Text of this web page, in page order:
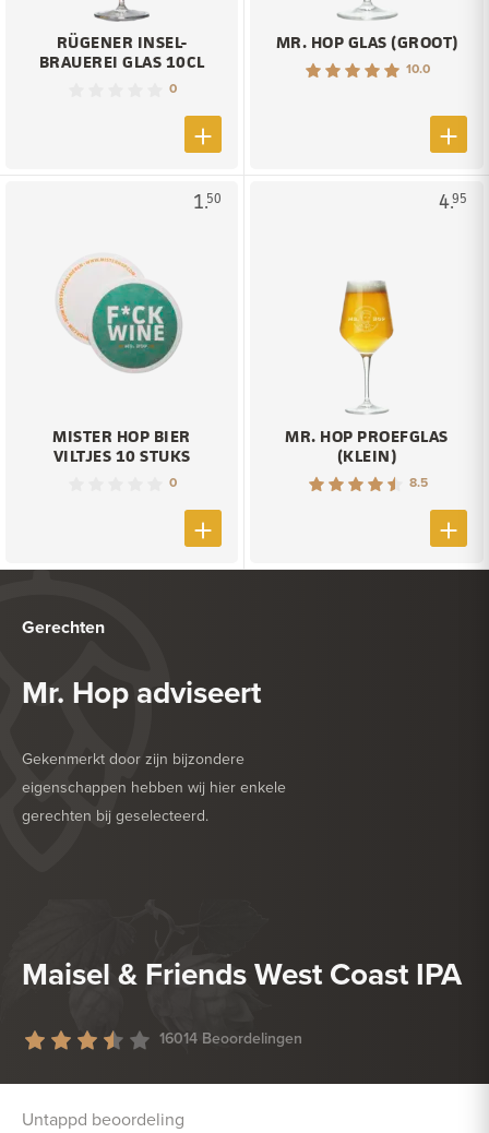
RÜGENER INSEL-
BRAUEREI GLAS 10CL
0
MR. HOP GLAS (GROOT)
10.0
1.50
MISTER HOP BIER
VILTJES 10 STUKS
0
4.95
MR. HOP PROEFGLAS
(KLEIN)
8.5
Gerechten
Mr. Hop adviseert
Gekenmerkt door zijn bijzondere
eigenschappen hebben wij hier enkele
gerechten bij geselecteerd.
HEERLIJK BIJ
Maisel & Friends West Coast IPA
16014 Beoordelingen
Untappd beoordeling